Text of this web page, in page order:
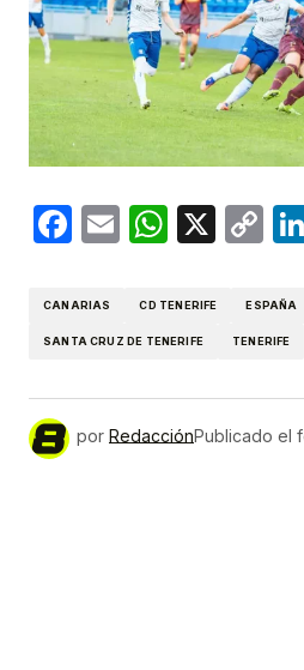
Facebook
Email X
CANARIAS CD TENERIFE ESPAÑA
SANTA CRUZ DE TENERIFE TENERIFE
por RedacciónPublicado el